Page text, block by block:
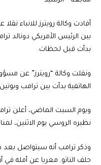
أفادت وكالة رويترز للانباء
بين الرئيس الأمريكي دونالد
بدأت قبل لحظات.
ونقلت وكالة “رويترز” عن
الهاتفية بدأت بين ترامب
ويوم السبت الماضي، أعلن
نظيره الروسي يوم الاثنين،
وذكر ترامب أنه سيتواصل بعد
حلف الناتو. معربا عن أمله في